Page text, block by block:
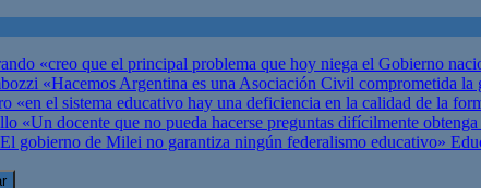
«creo que el principal problema que hoy niega el Gobierno
«Hacemos Argentina es una Asociación Civil comprometida la
«en el sistema educativo hay una deficiencia en la calidad de la
«Un docente que no pueda hacerse preguntas difícilmente
gobierno de Milei no garantiza ningún federalismo educativo»